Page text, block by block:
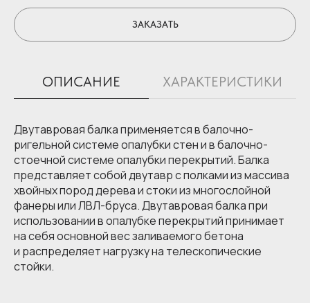
ЗАКАЗАТЬ
ОПИСАНИЕ ХАРАКТЕРИСТИКИ
Двутавровая балка применяется в балочно-
ригельной системе опалубки стен и в балочно-
стоечной системе опалубки перекрытий. Балка
представляет собой двутавр с полками из массива
хвойных пород дерева и стоки из многослойной
фанеры или ЛВЛ-бруса. Двутавровая балка при
использовании в опалубке перекрытий принимает
на себя основной вес заливаемого бетона
и распределяет нагрузку на телескопические
стойки.